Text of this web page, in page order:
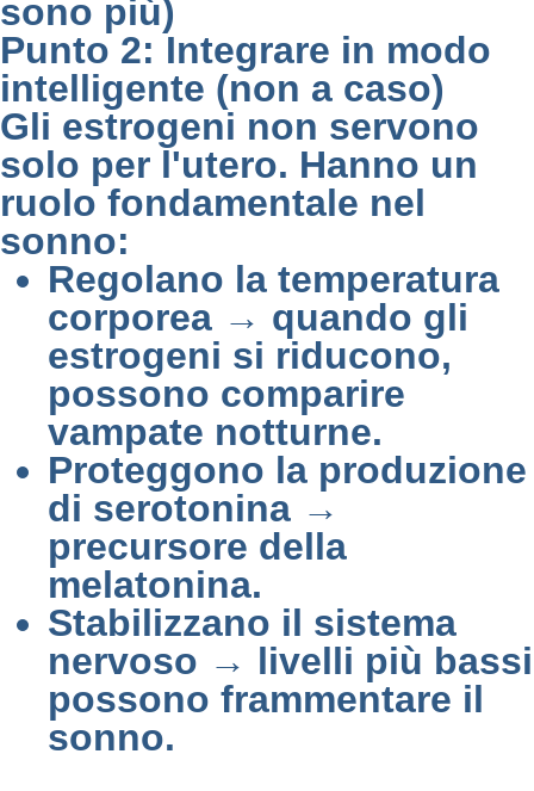
sono più)
Punto 2: Integrare in modo
intelligente (non a caso)
Gli estrogeni non servono
solo per l'utero. Hanno un
ruolo fondamentale nel
sonno:
Regolano la temperatura
corporea → quando gli
estrogeni si riducono,
possono comparire
vampate notturne.
Proteggono la produzione
di serotonina →
precursore della
melatonina.
Stabilizzano il sistema
nervoso → livelli più bassi
possono frammentare il
sonno.